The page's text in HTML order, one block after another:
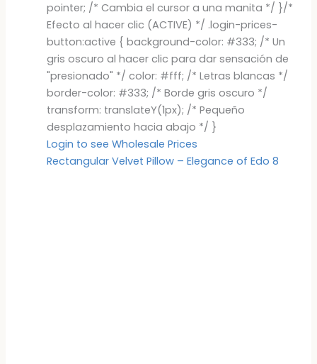
pointer; /* Cambia el cursor a una manita */ }/*
Efecto al hacer clic (ACTIVE) */ .login-prices-
button:active { background-color: #333; /* Un
gris oscuro al hacer clic para dar sensación de
"presionado" */ color: #fff; /* Letras blancas */
border-color: #333; /* Borde gris oscuro */
transform: translateY(1px); /* Pequeño
desplazamiento hacia abajo */ }
Login to see Wholesale Prices
Rectangular Velvet Pillow – Elegance of Edo 8